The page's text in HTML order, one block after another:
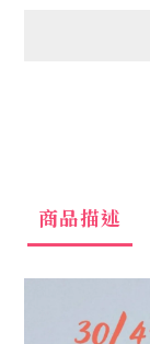
商品描述